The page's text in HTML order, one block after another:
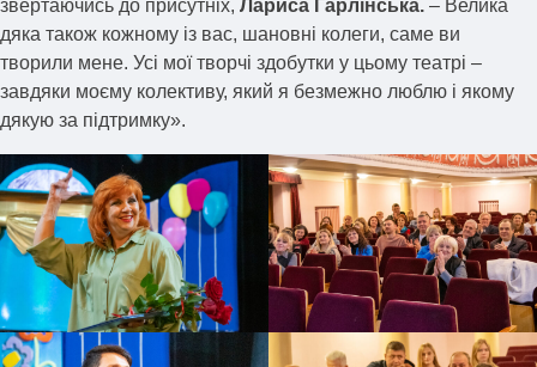
звертаючись до присутніх, Лариса Гарлінська. – Велика
дяка також кожному із вас, шановні колеги, саме ви
творили мене. Усі мої творчі здобутки у цьому театрі –
завдяки моєму колективу, який я безмежно люблю і якому
дякую за підтримку».